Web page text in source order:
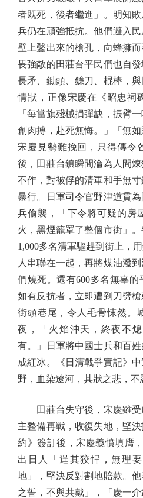
者既死，後者繼進」。明知
兵仍在頑強抵抗。他們避入
壁上鑿出來的槍孔，向蜂擁
畏強敵的田莊台平民們也自發
長矛、鋤頭、鐮刀、棍棒，
情狀，正像宋慶在《昭忠祠
「每當旗殘械損彈缺，振臂
創肉搏，赴死無悔。」「無如
宋慶見勢難挽回，只得傳令
後，田莊台鎮瞬間淪為人間
不作，對被俘的清軍和手無
暴行。日軍司令官野津道貫
兵偷襲，「下令將可疑的房
火，黑煙籠罩了整個市街」
1,000多名清軍驅趕到街上，
人串聯在一起，再將煤油潑
們燒死。還有600多名無辜的
如有反抗者，立即遭到刀劈
街頭巷尾，令人毛骨悚然。
夜，「火焰沖天，終夜不
有。」日軍將中國士兵和百
成紅冰。《日清戰爭實記》
野，血染遼河，其狀之悲，不
田莊台失守後，宋慶雖受
主整備再戰，收復失地，堅
約》簽訂後，宋慶義憤填膺
出日人「逞其狡悍，無理
地」，堅決反對割地賠款。
之誓，不與共戴」，「慶一